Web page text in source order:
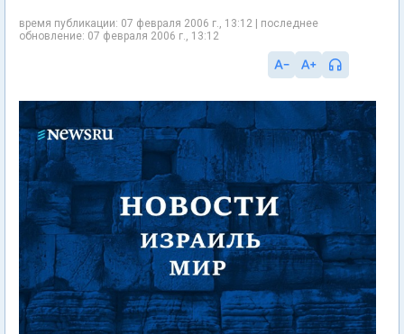
время публикации: 07 февраля 2006 г., 13:12 | последнее
обновление: 07 февраля 2006 г., 13:12